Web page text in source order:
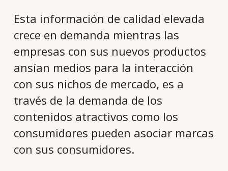
Esta información de calidad elevada
crece en demanda mientras las
empresas con sus nuevos productos
ansían medios para la interacción
con sus nichos de mercado, es a
través de la demanda de los
contenidos atractivos como los
consumidores pueden asociar marcas
con sus consumidores.